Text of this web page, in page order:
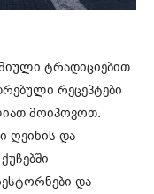
ტრადიციებით.
რეცეპტები
მოიპოვოთ.
ღვინის და
და